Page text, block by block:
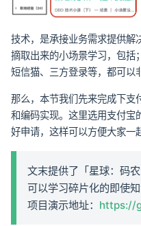
技术，是承接业务需求提供解
摘取出来的小场景学习，包括
短信猫、三方登录等，都可以
那么，本节我们先来完成下支
和编码实现。这里选用支付宝
好申请，这样可以方便大家一
文末提供了「星球：码
可以学习碎片化的即使
项目演示地址： https://